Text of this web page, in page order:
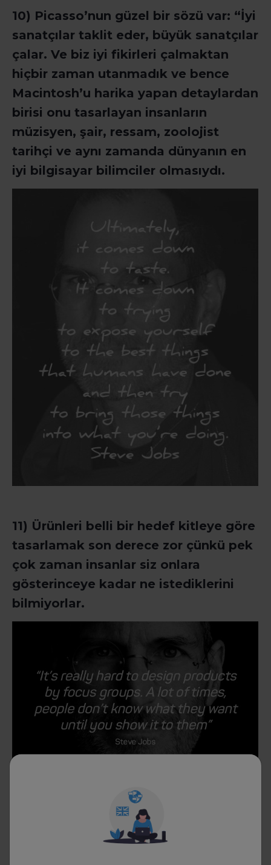
10) Picasso’nun güzel bir sözü var: “İyi
sanatçılar taklit eder, büyük sanatçılar
çalar. Ve biz iyi fikirleri çalmaktan
hiçbir zaman utanmadık ve bence
Macintosh’u harika yapan detaylardan
birisi onu tasarlayan insanların
müzisyen, şair, ressam, zoolojist
tarihçi ve aynı zamanda dünyanın en
iyi bilgisayar bilimciler olmasıydı.
11) Ürünleri belli bir hedef kitleye göre
tasarlamak son derece zor çünkü pek
çok zaman insanlar siz onlara
gösterinceye kadar ne istediklerini
bilmiyorlar.
12) 17 yaşındayken bir özlü söz
okumuştum: “Eğer her günü son
gününmüş gibi yaşarsan bir gün haklı